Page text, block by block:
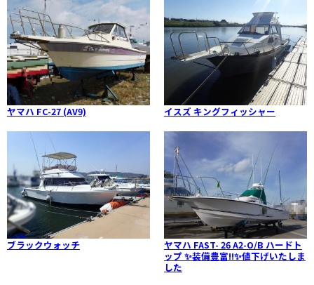
ヤマハ FC-27 (AV9) イスズ キングフィッシャー
ブラックウォッチ
ヤマハ FAST- 26 A2-O/B ハードト
ップ ✨装備豊富‼✨値下げいたしま
した